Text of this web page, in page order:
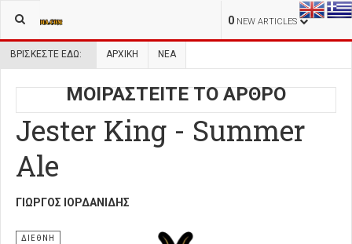
0 NEW ARTICLES
ΒΡΊΣΚΕΣΤΕ ΕΔΏ: ΑΡΧΙΚΉ ΝΕΑ
ΜΟΙΡΑΣΤΕΙΤΕ ΤΟ ΑΡΘΡΟ
Jester King - Summer
Ale
ΓΙΏΡΓΟΣ ΙΟΡΔΑΝΊΔΗΣ
ΔΙΕΘΝΗ